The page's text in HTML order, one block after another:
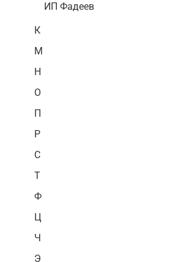
ИП Фадеев
К
М
Н
О
П
Р
С
Т
Ф
Ц
Ч
Э